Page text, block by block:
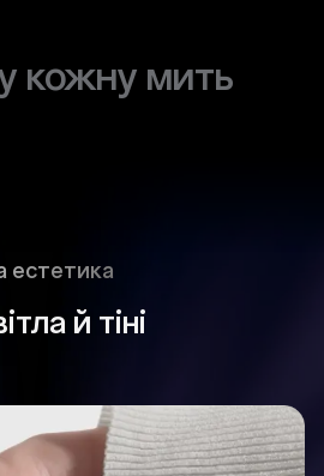
кожну мить
естетика
й тіні